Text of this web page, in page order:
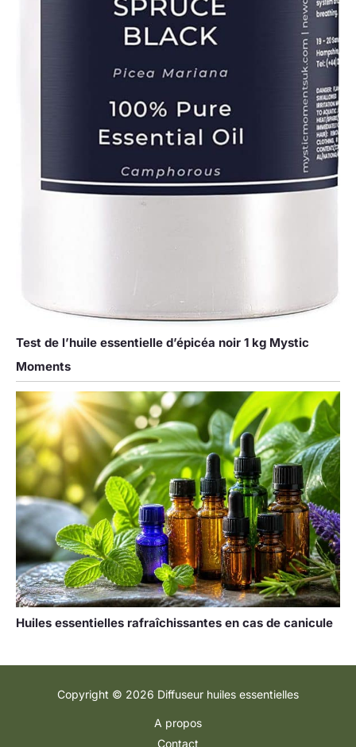
Test de l’huile essentielle d’épicéa noir 1 kg Mystic
Moments
Huiles essentielles rafraîchissantes en cas de canicule
Copyright © 2026 Diffuseur huiles essentielles
A propos
Contact